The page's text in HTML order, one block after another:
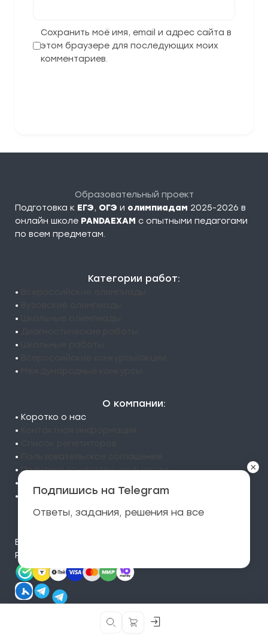
Кнопка
Кнопка
Сохранить моё имя, email и адрес сайта в
этом браузере для последующих моих
комментариев.
Образовательный проект
Подготовка к ЕГЭ, ОГЭ и олимпиадам 2025-2026 в
онлайн школе PANDAEXAM c опытными педагогами
по всем предметам.
Категории работ:
•
•
•
•
•
•
•
О компании:
• Коротко о нас
•
•
•
• Политика конфиденциальности
•
•
Инструкция пользователя
Email:
РКН:
Подпишись на Telegram
Ответы, задания, решения на все
×